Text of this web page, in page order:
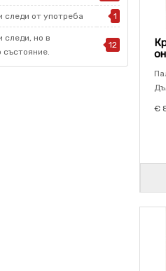
следи от употреба 1
следи, но в
състояние.
12
€